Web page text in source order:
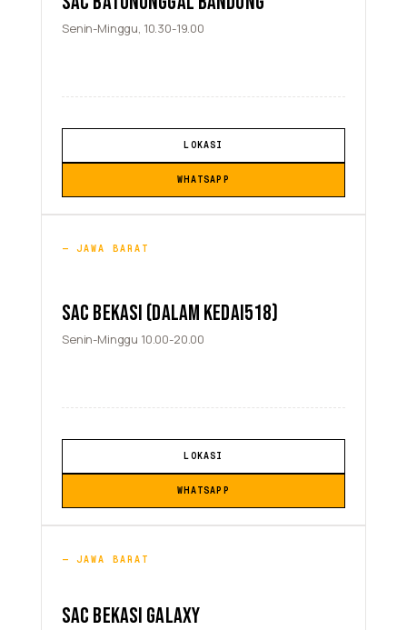
Senin-Minggu, 10.30-19.00
LOKASI
WHATSAPP
JAWA BARAT
SAC BEKASI (DALAM KEDAI518)
Senin-Minggu 10.00-20.00
LOKASI
WHATSAPP
JAWA BARAT
SAC BEKASI GALAXY